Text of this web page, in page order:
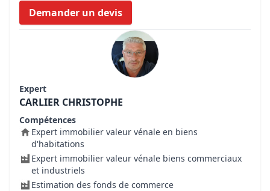
Demander un devis
Expert
CARLIER CHRISTOPHE
Compétences
Expert immobilier valeur vénale en biens
d'habitations
Expert immobilier valeur vénale biens commerciaux
et industriels
Estimation des fonds de commerce